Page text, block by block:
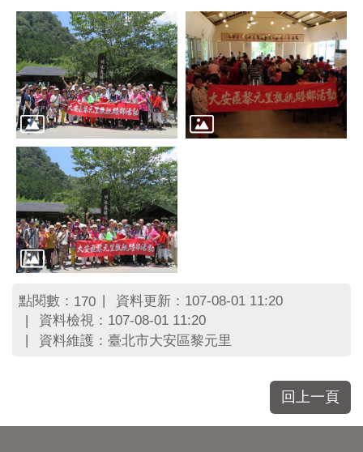
產
臺
北
市
區
里
界
說
臺
北
市
鄰
長
名
冊
點閱數： 170
資料更新：107-08-01 11:20
資料檢視：107-08-01 11:20
資料維護：臺北市大安區黎元里
回上一頁